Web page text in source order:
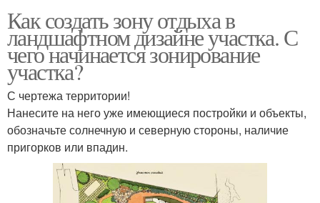
Как создать зону отдыха в
ландшафтном дизайне участка. С
чего начинается зонирование
участка?
С чертежа территории!
Нанесите на него уже имеющиеся постройки и объекты,
обозначьте солнечную и северную стороны, наличие
пригорков или впадин.